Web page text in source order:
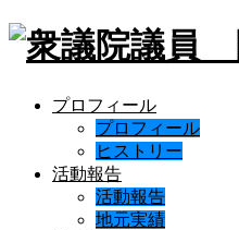
プロフィール
プロフィール
ヒストリー
活動報告
活動報告
地元実績